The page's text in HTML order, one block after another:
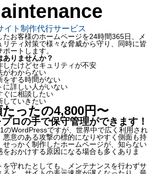
イト制作代行サービス
お客様のホームページを24時間365日、メ
リティ対策で様々な脅威から守り、同時に皆
ートします。
ありませんか？
したけどセキュリティが不安
がわからない
をする時間がない
に詳しい人がいない
ぐに相談したい
していきたい
たったの4,800円〜
ロの手で保守管理ができます！
のWordPressですが、世界中で広く利用され
悪意のある攻撃の標的になりやすく側面も持
せっかく制作したホームページが、知らない
をおかけする原因になる場合も多くありま
を守れたとしても、メンテナンスを行わずサ